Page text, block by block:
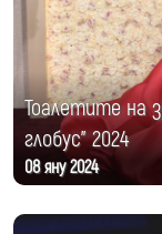
Тоалетите на
глобус" 2024
08 яну 2024